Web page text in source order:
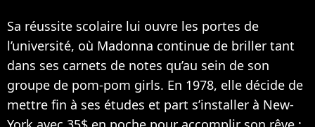
Sa réussite scolaire lui ouvre les portes de
l’université, où Madonna continue de briller tant
dans ses carnets de notes qu’au sein de son
groupe de pom-pom girls. En 1978, elle décide de
mettre fin à ses études et part s’installer à New-